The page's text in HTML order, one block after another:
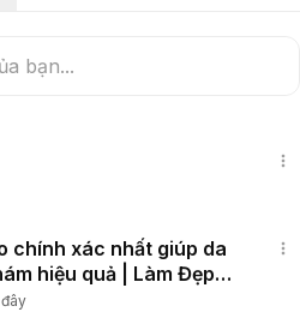
chính xác nhất giúp da
hiệu quả | Làm Đẹp